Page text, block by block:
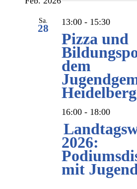
date.
Sa.
28
13:00- 15:30
Pizza und
dem
Heidelberg
16:00- 18:00
Featured
2026:
mit